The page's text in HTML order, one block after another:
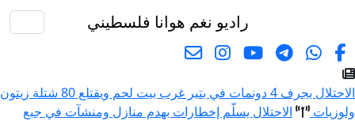
راديو نغم هوانا فلسطيني
الاحتلال يجرف 4 دونمات في بتير غرب بيت لحم ويقتلع 80 شتلة زيتون
ولوزيات
الاحتلال يسلّم إخطارات بهدم منازل ومنشآت في جبع